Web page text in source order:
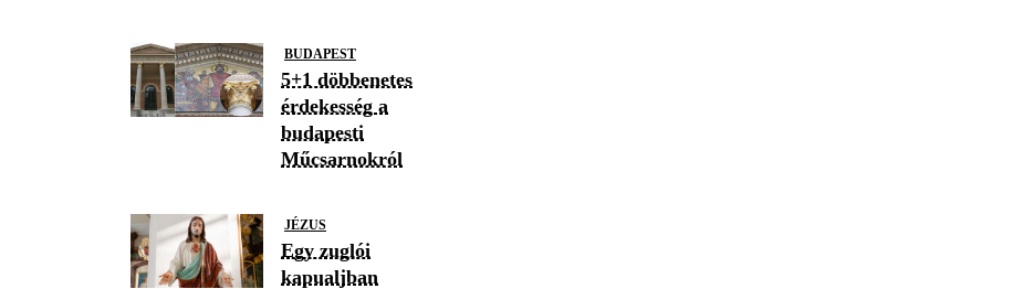
BUDAPEST
5+1 döbbenetes
érdekesség a
budapesti
Műcsarnokról
JÉZUS
Egy zuglói
kapualjban